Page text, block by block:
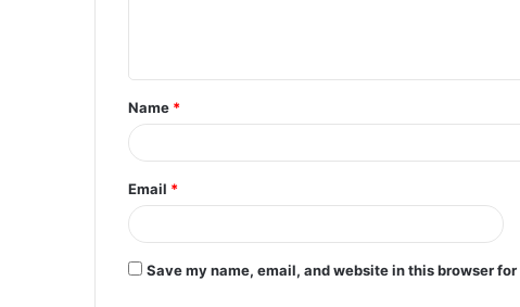
t
*
Name *
Email *
Save my name, email, and website in this browser